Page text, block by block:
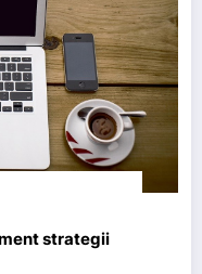
strategii